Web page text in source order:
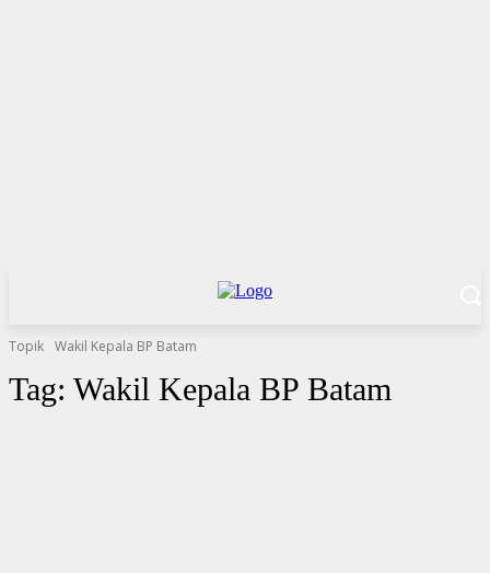
Topik Wakil Kepala BP Batam
Tag: Wakil Kepala BP Batam